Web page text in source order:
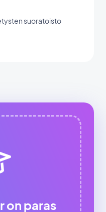
suoratoisto
on paras